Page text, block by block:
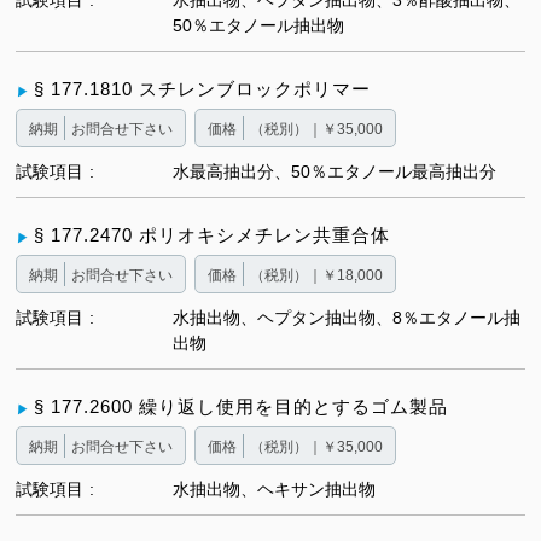
50％エタノール抽出物
§ 177.1810 スチレンブロックポリマー
納期 お問合せ下さい 価格 （税別）｜￥35,000
試験項目 水最高抽出分、50％エタノール最高抽出分
§ 177.2470 ポリオキシメチレン共重合体
納期 お問合せ下さい 価格 （税別）｜￥18,000
試験項目
水抽出物、ヘプタン抽出物、8％エタノール抽
出物
§ 177.2600 繰り返し使用を目的とするゴム製品
納期 お問合せ下さい 価格 （税別）｜￥35,000
試験項目 水抽出物、ヘキサン抽出物